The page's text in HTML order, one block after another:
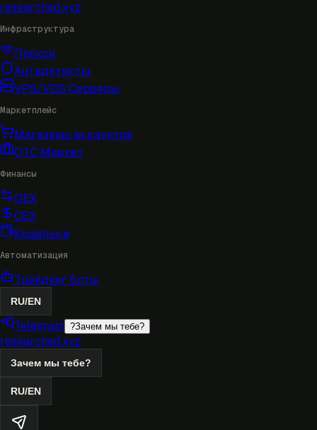
researched.xyz
Инфраструктура
Прокси
Антидетекты
VPS/VDS Серверы
Маркетплейс
Магазины аккаунтов
OTC Маркет
Финансы
DEX
CEX
Кошельки
Автоматизация
Трейдинг боты
RU/EN
Telegram ?Зачем мы тебе?
researched.xyz
Зачем мы тебе?
RU/EN